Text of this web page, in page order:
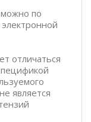
можно по
отличаться
является